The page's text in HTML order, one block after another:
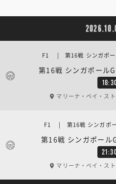
第16戦 シンガポール
F1 | 第16戦 シンガポー
マリーナ・ベイ・ス
第16戦 シンガポール
F1 | 第16戦 シンガポー
マリーナ・ベイ・ス